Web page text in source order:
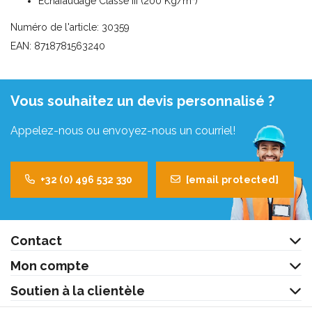
Numéro de l'article: 30359
EAN: 8718781563240
Vous souhaitez un devis personnalisé ?
Appelez-nous ou envoyez-nous un courriel!
+32 (0) 496 532 330 [email protected]
Contact
Mon compte
Soutien à la clientèle